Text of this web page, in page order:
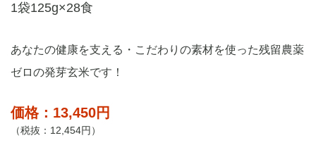
1袋125g×28食
あなたの健康を支える・こだわりの素材を使った残留農薬
ゼロの発芽玄米です！
価格：13,450円
（税抜：12,454円）